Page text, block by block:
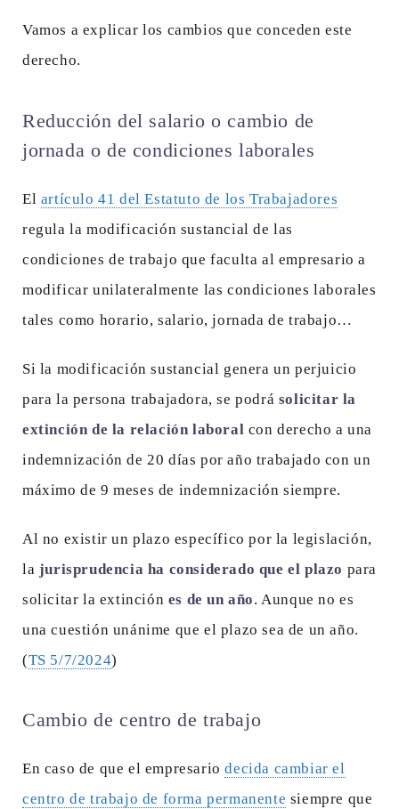
Vamos a explicar los cambios que conceden este
derecho.
Reducción del salario o cambio de
jornada o de condiciones laborales
El artículo 41 del Estatuto de los Trabajadores
regula la modificación sustancial de las
condiciones de trabajo que faculta al empresario a
modificar unilateralmente las condiciones laborales
tales como horario, salario, jornada de trabajo…
Si la modificación sustancial genera un perjuicio
para la persona trabajadora, se podrá solicitar la
extinción de la relación laboral con derecho a una
indemnización de 20 días por año trabajado con un
máximo de 9 meses de indemnización siempre.
Al no existir un plazo específico por la legislación,
la jurisprudencia ha considerado que el plazo para
solicitar la extinción es de un año. Aunque no es
una cuestión unánime que el plazo sea de un año.
(TS 5/7/2024)
Cambio de centro de trabajo
En caso de que el empresariodecida cambiar el
centro de trabajo de forma permanente siempre que